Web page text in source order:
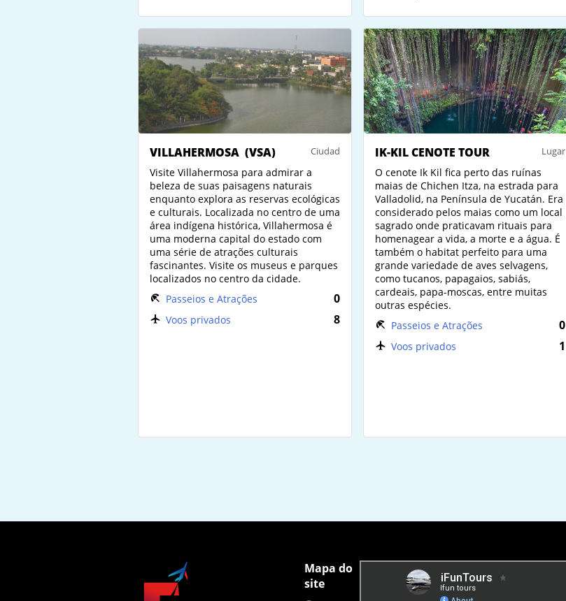
VILLAHERMOSA (VSA) Ciudad
Visite Villahermosa para admirar a
beleza de suas paisagens naturais
enquanto explora as reservas ecológicas
e culturais. Localizada no centro de uma
área indígena histórica, Villahermosa é
uma moderna capital do estado com
uma série de atrações culturais
fascinantes. Visite os museus e parques
localizados no centro da cidade.
Passeios e Atrações
0
Voos privados 8
IK-KIL CENOTE TOUR Lugar
O cenote Ik Kil fica perto das ruínas
maias de Chichen Itza, na estrada para
Valladolid, na Península de Yucatán. Era
considerado pelos maias como um local
sagrado onde praticavam rituais para
homenagear a vida, a morte e a água. É
também o habitat perfeito para uma
grande variedade de aves selvagens,
como tucanos, papagaios, sabiás,
cardeais, papa-moscas, entre muitas
outras espécies.
Passeios e Atrações
0
Voos privados 1
Mapa do
site